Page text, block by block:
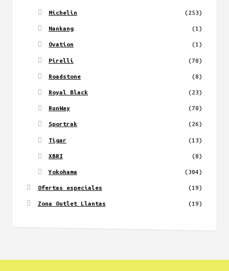
Michelin (253)
Nankang (1)
Ovation (1)
Pirelli (70)
Roadstone (8)
Royal Black (23)
RunWay (70)
Sportrak (26)
Tigar (13)
XBRI (8)
Yokohama (304)
Ofertas especiales (19)
Zona Outlet Llantas (19)